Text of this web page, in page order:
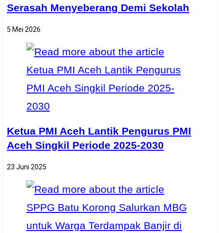
Serasah Menyeberang Demi Sekolah
5 Mei 2026
Ketua PMI Aceh Lantik Pengurus PMI
Aceh Singkil Periode 2025-2030
23 Juni 2025